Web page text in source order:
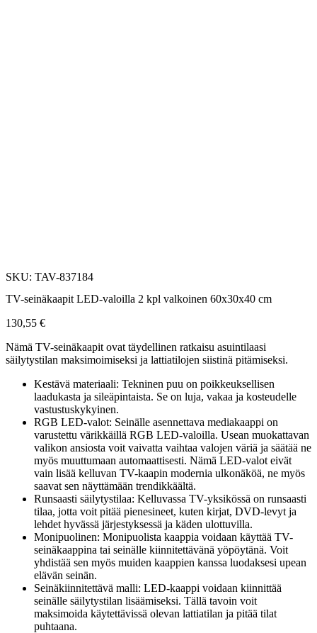
SKU: TAV-837184
TV-seinäkaapit LED-valoilla 2 kpl valkoinen 60x30x40 cm
130,55 €
Nämä TV-seinäkaapit ovat täydellinen ratkaisu asuintilaasi
säilytystilan maksimoimiseksi ja lattiatilojen siistinä pitämiseksi.
Kestävä materiaali: Tekninen puu on poikkeuksellisen
laadukasta ja sileäpintaista. Se on luja, vakaa ja kosteudelle
vastustuskykyinen.
RGB LED-valot: Seinälle asennettava mediakaappi on
varustettu värikkäillä RGB LED-valoilla. Usean muokattavan
valikon ansiosta voit vaivatta vaihtaa valojen väriä ja säätää ne
myös muuttumaan automaattisesti. Nämä LED-valot eivät
vain lisää kelluvan TV-kaapin modernia ulkonäköä, ne myös
saavat sen näyttämään trendikkäältä.
Runsaasti säilytystilaa: Kelluvassa TV-yksikössä on runsaasti
tilaa, jotta voit pitää pienesineet, kuten kirjat, DVD-levyt ja
lehdet hyvässä järjestyksessä ja käden ulottuvilla.
Monipuolinen: Monipuolista kaappia voidaan käyttää TV-
seinäkaappina tai seinälle kiinnitettävänä yöpöytänä. Voit
yhdistää sen myös muiden kaappien kanssa luodaksesi upean
elävän seinän.
Seinäkiinnitettävä malli: LED-kaappi voidaan kiinnittää
seinälle säilytystilan lisäämiseksi. Tällä tavoin voit
maksimoida käytettävissä olevan lattiatilan ja pitää tilat
puhtaana.